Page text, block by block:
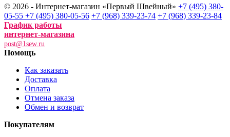
© 2026 - Интернет-магазин «Первый Швейный» +7 (495) 380-
05-55 +7 (495) 380-05-56 +7 (968) 339-23-74 +7 (968) 339-23-84
График работы
интернет-магазина
post@1sew.ru
Помощь
Как заказать
Доставка
Оплата
Отмена заказа
Обмен и возврат
Покупателям